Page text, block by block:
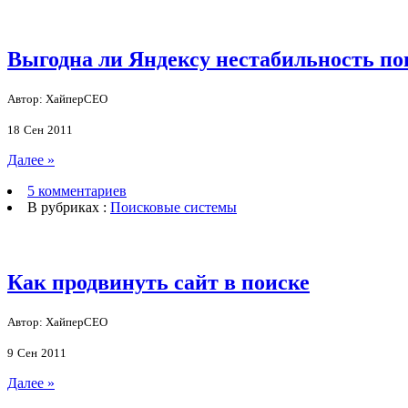
Выгодна ли Яндексу нестабильность
Автор: ХайперСЕО
18 Сен 2011
Далее »
5 комментариев
В рубриках : Поисковые системы
Как продвинуть сайт в поиске
Автор: ХайперСЕО
9 Сен 2011
Далее »